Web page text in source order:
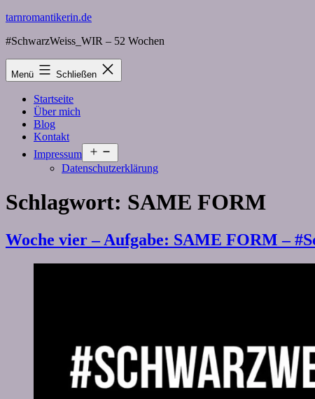
Zum
springen
tarnromantikerin.de
#SchwarzWeiss_WIR – 52 Wochen
Menü Schließen
Startseite
Über mich
Blog
Kontakt
Impressum
öffnen
Datenschutzerklärung
Schlagwort: SAME FORM
Woche vier – Aufgabe: SAME FORM –